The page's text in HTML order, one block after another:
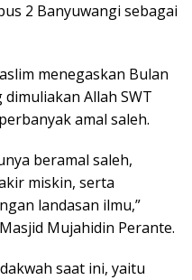
2 Banyuwangi sebagai
menegaskan Bulan
Allah SWT
amal saleh.
beramal saleh,
miskin, serta
landasan ilmu,”
Mujahidin Perante.
saat ini, yaitu